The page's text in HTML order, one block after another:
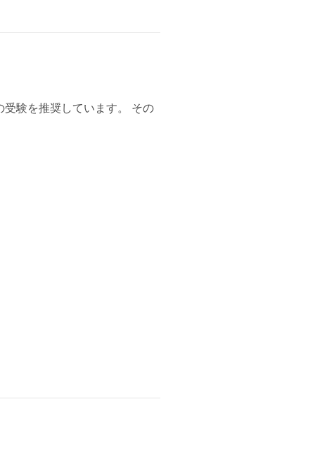
験を推奨しています。 その